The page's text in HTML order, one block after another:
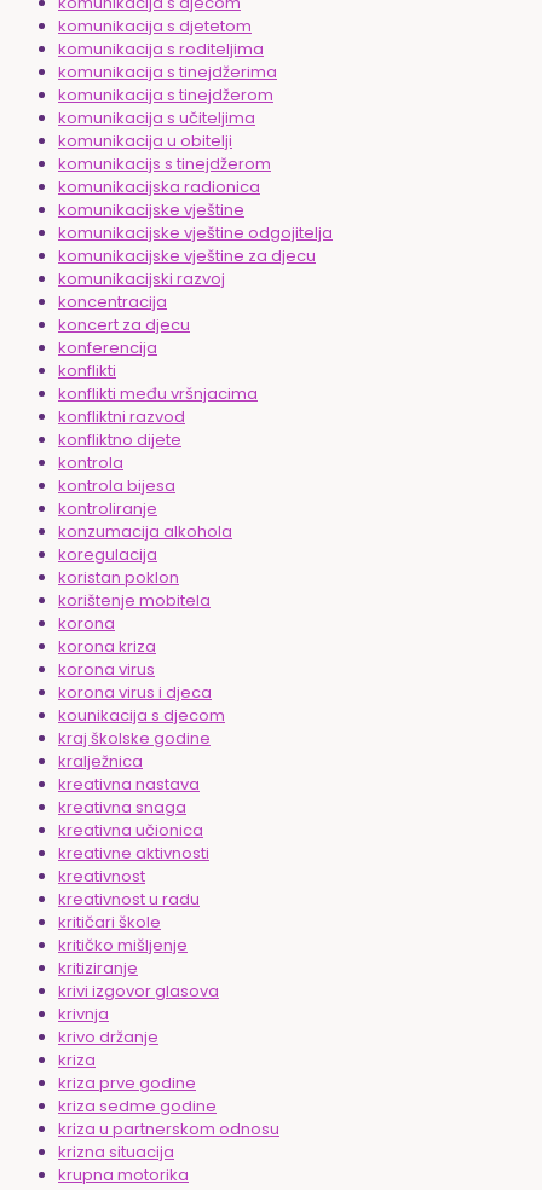
komunikacija s djetetom
komunikacija s roditeljima
komunikacija s tinejdžerima
komunikacija s tinejdžerom
komunikacija s učiteljima
komunikacija u obitelji
komunikacijs s tinejdžerom
komunikacijska radionica
komunikacijske vještine
komunikacijske vještine odgojitelja
komunikacijske vještine za djecu
komunikacijski razvoj
koncentracija
koncert za djecu
konferencija
konflikti
konflikti među vršnjacima
konfliktni razvod
konfliktno dijete
kontrola
kontrola bijesa
kontroliranje
konzumacija alkohola
koregulacija
koristan poklon
korištenje mobitela
korona
korona kriza
korona virus
korona virus i djeca
kounikacija s djecom
kraj školske godine
kralježnica
kreativna nastava
kreativna snaga
kreativna učionica
kreativne aktivnosti
kreativnost
kreativnost u radu
kritičari škole
kritičko mišljenje
kritiziranje
krivi izgovor glasova
krivnja
krivo držanje
kriza
kriza prve godine
kriza sedme godine
kriza u partnerskom odnosu
krizna situacija
krupna motorika